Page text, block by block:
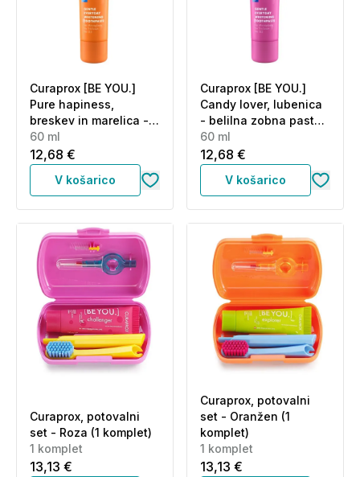
Curaprox [BE YOU.]
Pure hapiness,
breskev in marelica -
belilna zobna pasta
(60 ml)
60 ml
12,68 €
V košarico
Curaprox [BE YOU.]
Candy lover, lubenica
- belilna zobna pasta
(60 ml)
60 ml
12,68 €
V košarico
Curaprox, potovalni
set - Roza (1 komplet)
1 komplet
13,13 €
Curaprox, potovalni
set - Oranžen (1
komplet)
1 komplet
13,13 €